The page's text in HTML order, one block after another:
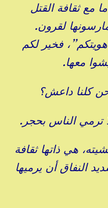
مع ثقافة القتل
لقرون.
فخير لكم
معها.
كلنا داعش؟
ترمي الناس بحجر.
هي ذاتها ثقافة
النفاق أن يرميها